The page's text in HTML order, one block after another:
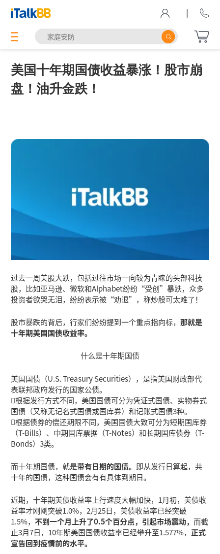
|
美国十年期国债收益暴涨！股市崩
盘！油升金跌！
过去一周美股大跌，包括过往市场一向较为青睐的头部科技
股，比如亚马逊、微软和Alphabet纷纷“受创”暴跌，众多
投资者欲哭无泪，纷纷表示被“劝退”，称炒股可太难了！
股市暴跌的背后，行家们纷纷提到一个重点指向标，那就是
十年期美国国债收益率。
什么是十年期国债
美国国债（U.S. Treasury Securities），是指美国财政部代
表联邦政府发行的国家公债。
根据发行方式不同，美国国债可分为凭证式国债、实物券式
国债（又称无记名式国债或国库券）和记账式国债3种。
根据债券的偿还期限不同，美国国债大致可分为短期国库券
（T-Bills）、中期国库票据（T-Notes）和长期国库债券（T-
Bonds）3类。
而十年期国债，就是带有日期的国债。 即从发行日算起，共
十年的国债，这种国债会有有具体到期日。
近期，十年期美债收益率上行速度大幅加快，1月初，美债收
益率才刚刚突破1.0%，2月25日，美债收益率已经突破
1.5%，不到一个月上升了0.5个百分点，引起市场震动，而截
止3月7日，10年期美国国债收益率已经攀升至1.577%， 正式
宣告回到疫情前的水平。